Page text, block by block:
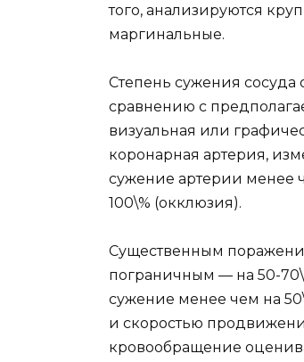
того, анализируются
маргинальные.
Степень сужения
сравнению с
визуальная или
коронарная артерия,
сужение артерии менее
100\% (окклюзия).
Существенным
пограничным — на 50-
сужение менее чем на
и скоростью
кровообращение